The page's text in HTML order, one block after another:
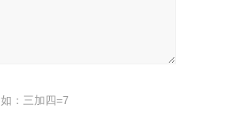
：三加四=7